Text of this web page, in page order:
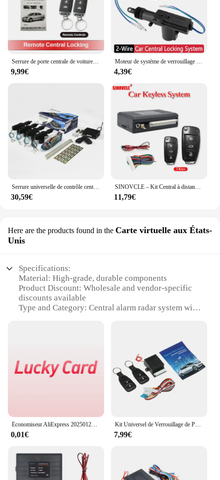
Serrure de porte centrale de voiture, système d'entrée sans clé, Kit de verrouillage Central à distance universel 12V
9,99€
Moteur de système de verrouillage central universel à 2 fils, type de odorunique, serrure de porte, actionneur de moteur, remplacement Pats, accessoires automobiles
4,39€
Serrure universelle de contrôle central de voiture avec 4 actionneurs de serrure de porte, télécommande, système d'entrée sans clé, stationnement de localisation SMT, DC 12V
30,59€
SINOVCLE – Kit Central à distance pour voiture, verrouillage de porte, système d'entrée sans clé pour véhicule avec 2 télécommandes
11,79€
Here are the products found in the Carte virtuelle aux États-
Unis
Specifications:
Material: High-grade, durable components
Product Discount: Wholesale and vendor-specific
discounts available
Type and Category: Central alarm radar system with
Usage and Purpose: Advanced security solution for
residential and commercial properties
Performance and Property: Equipped with cutting-
edge radar technology for reliable intrusion
Parts and Accessories: Comprehensive set of
Features:
|Wholesale|
**Unparalleled Security and Convenience**
The centrale alarme radar ext et int filaire is a state-
of-the-art security solution designed to safeguard
Économiseur AliExpress 20250124 test
0,01€
Kit Universel de Verrouillage de Porte de Voiture, Système d'Entrée Sans Clé avec 2 Télécommandes, 12V
7,99€